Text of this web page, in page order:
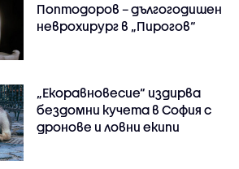
Поптодоров – дългогодишен
неврохирург в „Пирогов“
„Екоравновесие“ издирва
бездомни кучета в София с
дронове и ловни екипи